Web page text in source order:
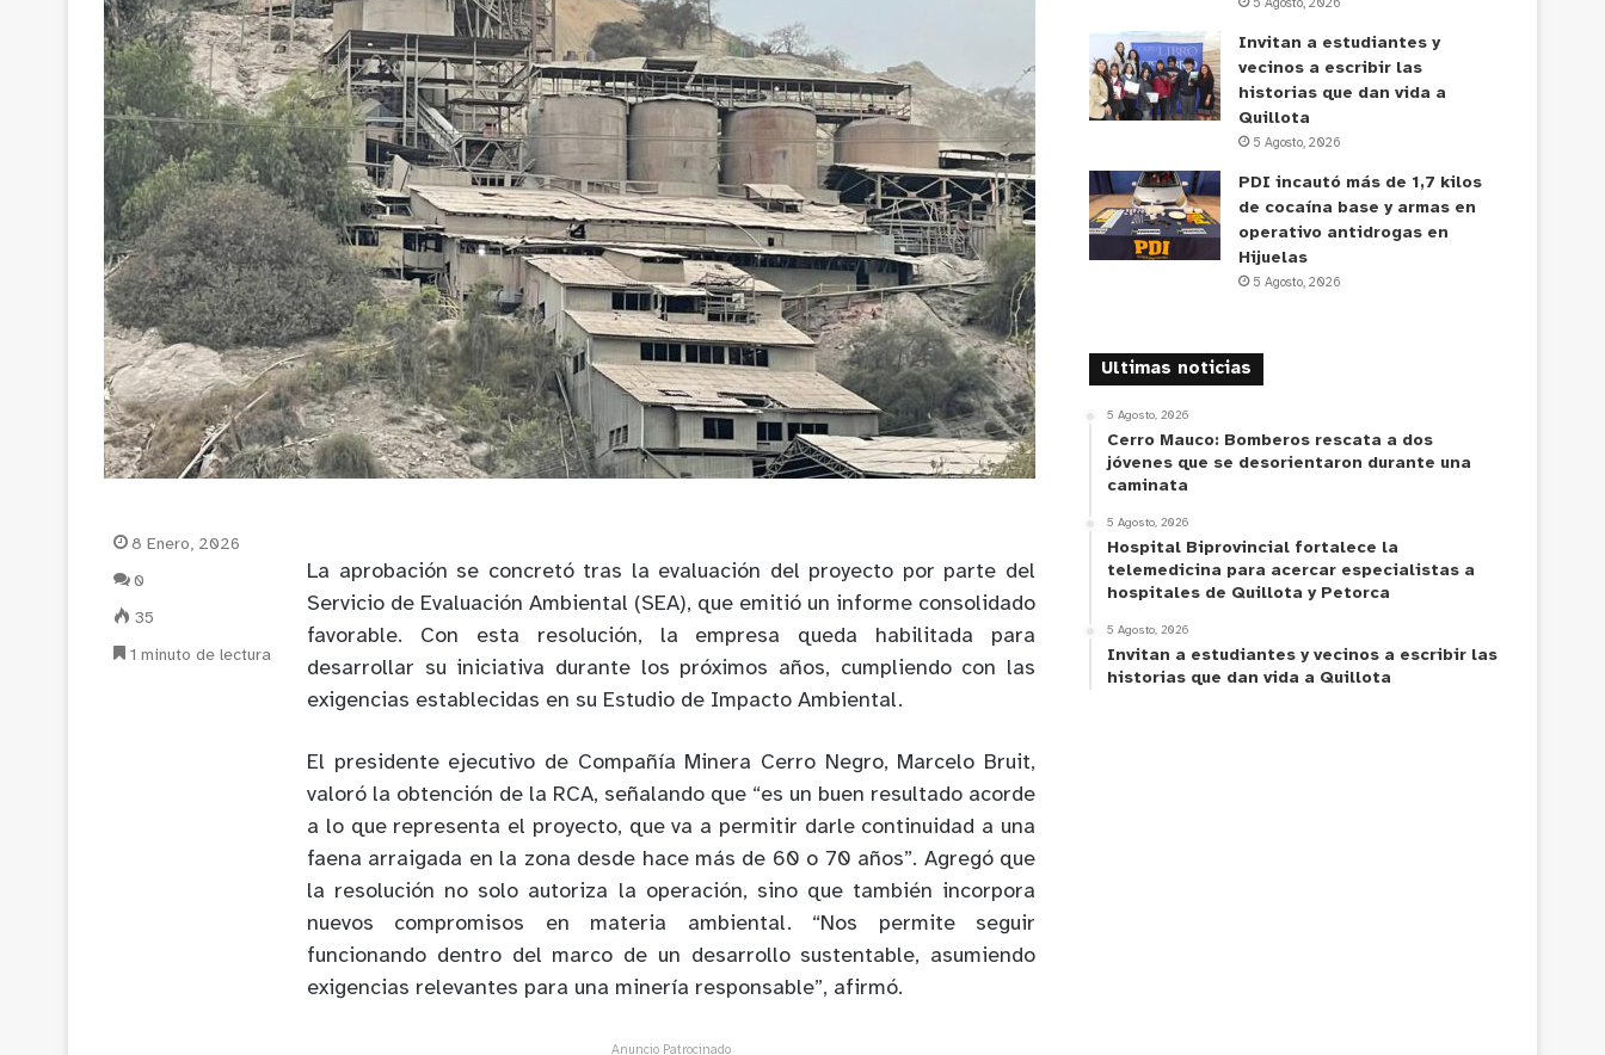
La aprobación se concretó tras la evaluación del proyecto por parte del
Servicio de Evaluación Ambiental (SEA), que emitió un informe consolidado
favorable. Con esta resolución, la empresa queda habilitada para
desarrollar su iniciativa durante los próximos años, cumpliendo con las
exigencias establecidas en su Estudio de Impacto Ambiental.
El presidente ejecutivo de Compañía Minera Cerro Negro, Marcelo Bruit,
valoró la obtención de la RCA, señalando que “es un buen resultado acorde
a lo que representa el proyecto, que va a permitir darle continuidad a una
faena arraigada en la zona desde hace más de 60 o 70 años”. Agregó que
la resolución no solo autoriza la operación, sino que también incorpora
nuevos compromisos en materia ambiental. “Nos permite seguir
funcionando dentro del marco de un desarrollo sustentable, asumiendo
exigencias relevantes para una minería responsable”, afirmó.
Anuncio Patrocinado
8 Enero, 2026
0
35
1 minuto de lectura
5 Agosto, 2026
Invitan a estudiantes y
vecinos a escribir las
historias que dan vida a
Quillota
5 Agosto, 2026
PDI incautó más de 1,7 kilos
de cocaína base y armas en
operativo antidrogas en
Hijuelas
5 Agosto, 2026
Ultimas noticias
5 Agosto, 2026
Cerro Mauco: Bomberos rescata a dos
jóvenes que se desorientaron durante una
caminata
5 Agosto, 2026
Hospital Biprovincial fortalece la
telemedicina para acercar especialistas a
hospitales de Quillota y Petorca
5 Agosto, 2026
Invitan a estudiantes y vecinos a escribir las
historias que dan vida a Quillota